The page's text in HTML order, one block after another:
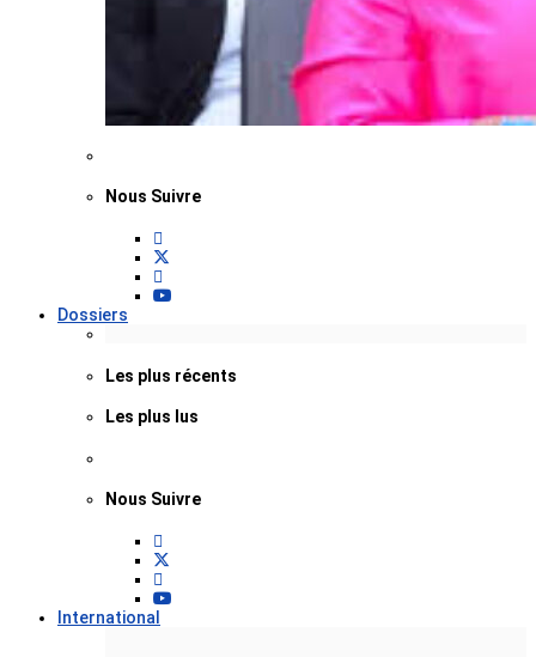
Nous Suivre
Dossiers
Les plus récents
Les plus lus
Nous Suivre
International